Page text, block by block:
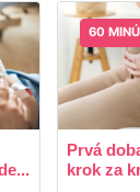
60
Prvá
krok za